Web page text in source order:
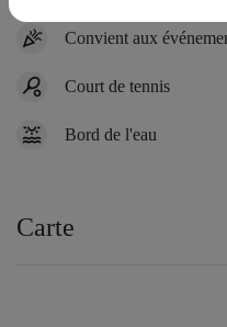
Convient aux
Court de tennis
Bord de l'eau
Carte